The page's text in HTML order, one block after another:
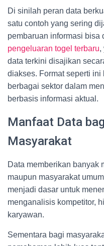
Di sinilah peran data
satu contoh yang sering
pembaruan informasi bisa
pengeluaran togel terbaru,
data terkini disajikan
diakses. Format seperti
berbagai sektor dalam
berbasis informasi aktual.
Manfaat Data
Masyarakat
Data memberikan banyak
maupun masyarakat
menjadi dasar untuk
menganalisis kompetitor,
karyawan.
Sementara bagi